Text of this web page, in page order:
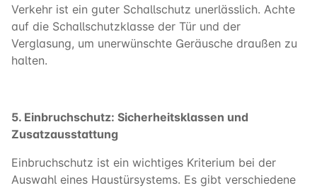
Verkehr ist ein guter Schallschutz unerlässlich. Achte
auf die Schallschutzklasse der Tür und der
Verglasung, um unerwünschte Geräusche draußen zu
halten.
5. Einbruchschutz: Sicherheitsklassen und
Zusatzausstattung
Einbruchschutz ist ein wichtiges Kriterium bei der
Auswahl eines Haustürsystems. Es gibt verschiedene